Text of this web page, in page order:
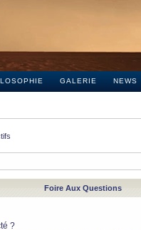
GALERIE NEWS
Foire Aux Questions
?